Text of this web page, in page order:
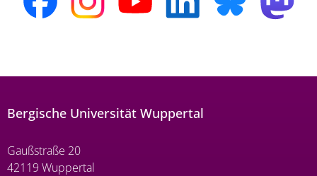
Bergische Universität Wuppertal
Gaußstraße 20
42119 Wuppertal